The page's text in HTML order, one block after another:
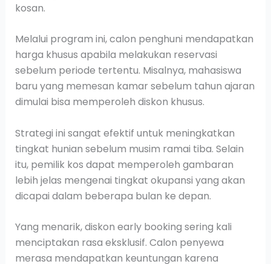
kosan.
Melalui program ini, calon penghuni mendapatkan
harga khusus apabila melakukan reservasi
sebelum periode tertentu. Misalnya, mahasiswa
baru yang memesan kamar sebelum tahun ajaran
dimulai bisa memperoleh diskon khusus.
Strategi ini sangat efektif untuk meningkatkan
tingkat hunian sebelum musim ramai tiba. Selain
itu, pemilik kos dapat memperoleh gambaran
lebih jelas mengenai tingkat okupansi yang akan
dicapai dalam beberapa bulan ke depan.
Yang menarik, diskon early booking sering kali
menciptakan rasa eksklusif. Calon penyewa
merasa mendapatkan keuntungan karena